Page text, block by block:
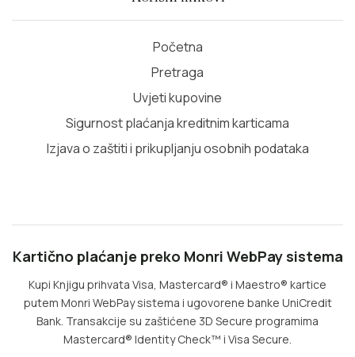
Početna
Pretraga
Uvjeti kupovine
Sigurnost plaćanja kreditnim karticama
Izjava o zaštiti i prikupljanju osobnih podataka
Kartično plaćanje preko Monri WebPay sistema
Kupi Knjigu prihvata Visa, Mastercard® i Maestro® kartice
putem Monri WebPay sistema i ugovorene banke UniCredit
Bank. Transakcije su zaštićene 3D Secure programima
Mastercard® Identity Check™ i Visa Secure.